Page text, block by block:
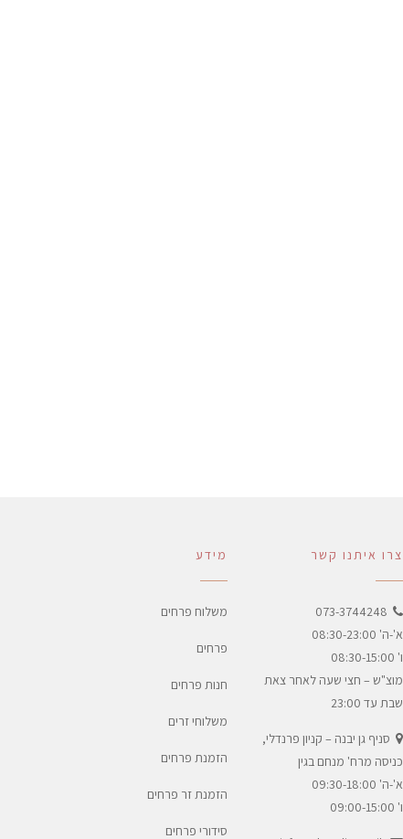
מידע
משלוח פרחים
פרחים
חנות פרחים
משלוחי זרים
הזמנת פרחים
הזמנת זר פרחים
סידורי פרחים
צרו איתנו קשר
073-3744248
א'-ה' 08:30-23:00
ו' 08:30-15:00
מוצ"ש – חצי שעה לאחר צאת
שבת עד 23:00
סניף גן יבנה – קניון פרנדלי,
כניסה מרח' מנחם בגין
א'-ה' 09:30-18:00
ו' 09:00-15:00